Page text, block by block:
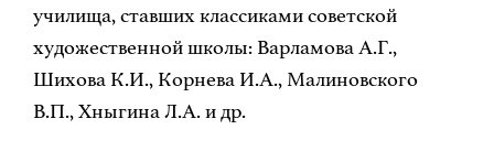
училища, ставших классиками советской
художественной школы: Варламова А.Г.,
Шихова К.И., Корнева И.А., Малиновского
В.П., Хныгина Л.А. и др.